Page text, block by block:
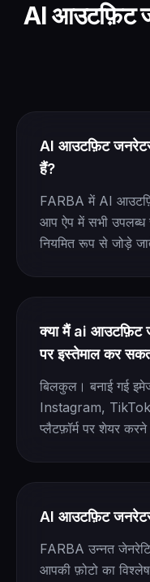
AI आउटफ़िट
AI आउटफ़िट
हैं?
FARBA में AI
आप ऐप में सभी
नियमित रूप से जोड़े
क्या मैं ai आउटफ़िट
पर इस्तेमाल कर
बिलकुल। बनाई गई
Instagram,
प्लैटफ़ॉर्म पर शेयर
AI आउटफ़िट
FARBA उन्नत
आपकी फ़ोटो का